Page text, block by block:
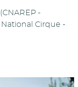
(CNAREP -
Cirque -